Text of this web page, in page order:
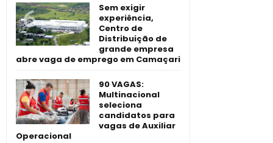
Sem exigir
experiência,
Centro de
Distribuição de
grande empresa
abre vaga de emprego em Camaçari
90 VAGAS:
Multinacional
seleciona
candidatos para
vagas de Auxiliar
Operacional